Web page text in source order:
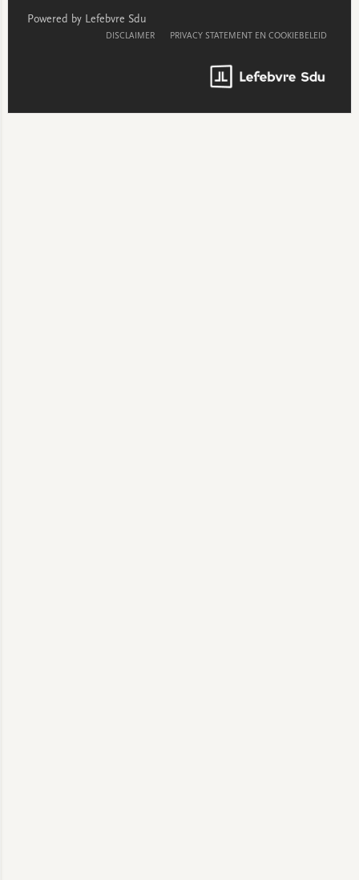
Powered by Lefebvre Sdu
DISCLAIMER PRIVACY STATEMENT EN COOKIEBELEID